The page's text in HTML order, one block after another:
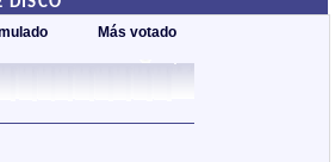
Más votado